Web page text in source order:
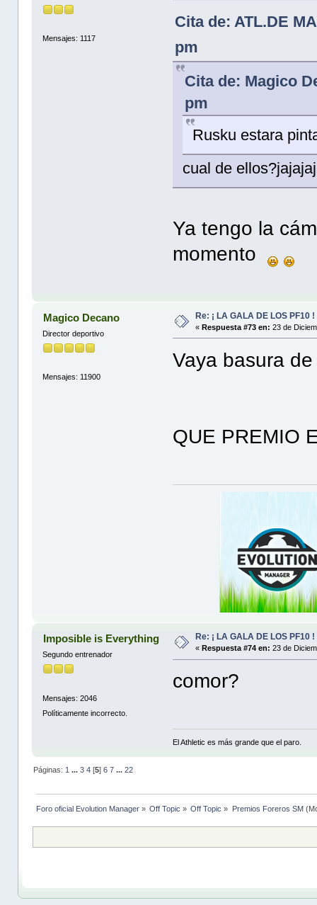
Mensajes: 1117
Cita de: ATL.DE
pm
Cita de: Magico
pm
Rusku estara
cual de
Ya tengo la
momento
Magico Decano
Director deportivo
Mensajes: 11900
Re: ¡ LA GALA DE LOS PF10 !
«Respuesta #73 en: 23 de
Vaya basura
QUE PREMIO
Imposible is Everything
Segundo entrenador
Mensajes: 2046
Políticamente incorrecto.
Re: ¡ LA GALA DE LOS PF10 !
« Respuesta #74 en: 23 de
comor?
El Athletic es más grande que el paro.
Páginas: 1 ... 3 4[5] 6 7 ... 22
Foro oficial Evolution Manager» Off Topic » Off Topic » Premios Foreros SM